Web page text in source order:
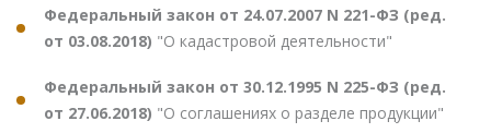
Федеральный закон от 24.07.2007 N 221-ФЗ (ред.
от 03.08.2018) "О кадастровой деятельности"
Федеральный закон от 30.12.1995 N 225-ФЗ (ред.
от 27.06.2018) "О соглашениях о разделе продукции"